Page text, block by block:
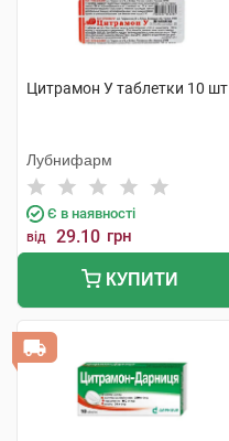
Цитрамон У таблетки 10 шт
Лубнифарм
Є в наявності
від 29.10 грн
КУПИТИ